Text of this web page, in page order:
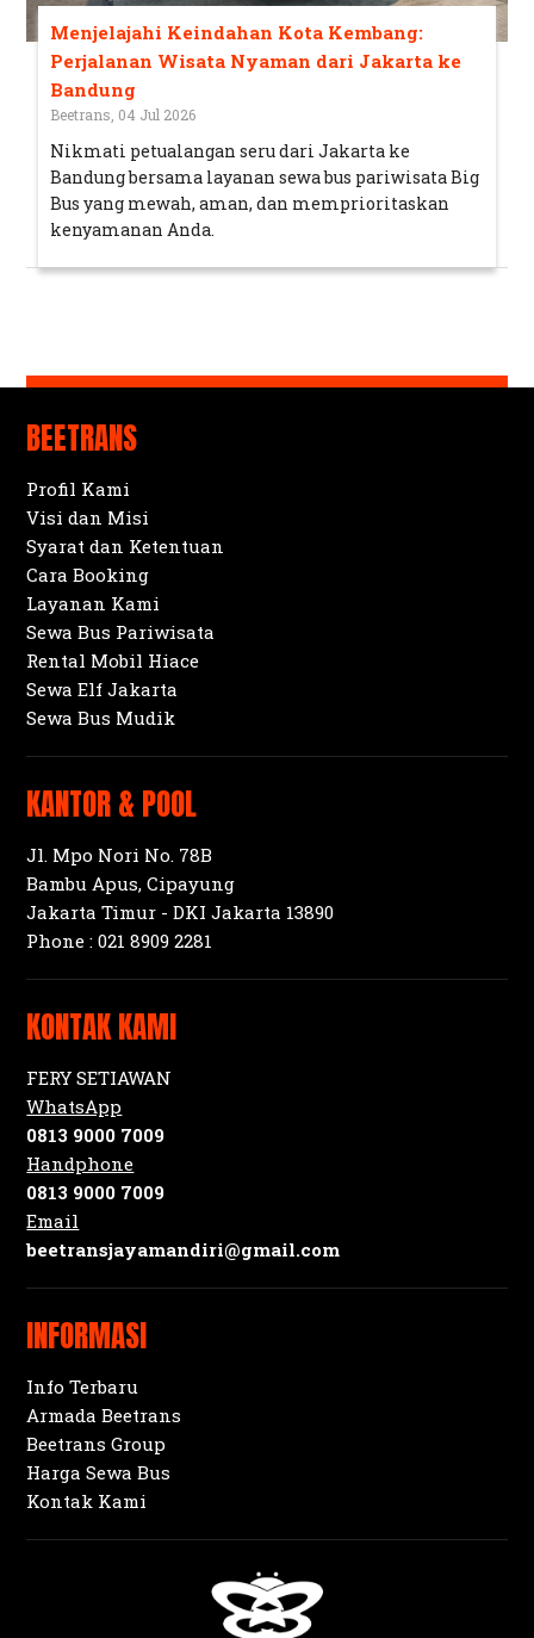
Menjelajahi Keindahan Kota Kembang:
Perjalanan Wisata Nyaman dari Jakarta ke
Bandung
Beetrans, 04 Jul 2026
Nikmati petualangan seru dari Jakarta ke
Bandung bersama layanan sewa bus pariwisata Big
Bus yang mewah, aman, dan memprioritaskan
kenyamanan Anda.
BEETRANS
Profil Kami
Visi dan Misi
Syarat dan Ketentuan
Cara Booking
Layanan Kami
Sewa Bus Pariwisata
Rental Mobil Hiace
Sewa Elf Jakarta
Sewa Bus Mudik
KANTOR & POOL
Jl. Mpo Nori No. 78B
Bambu Apus, Cipayung
Jakarta Timur - DKI Jakarta 13890
Phone :021 8909 2281
KONTAK KAMI
FERY SETIAWAN
WhatsApp
0813 9000 7009
Handphone
0813 9000 7009
Email
beetransjayamandiri@gmail.com
INFORMASI
Info Terbaru
Armada Beetrans
Beetrans Group
Harga Sewa Bus
Kontak Kami